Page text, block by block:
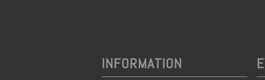
INFORMATION